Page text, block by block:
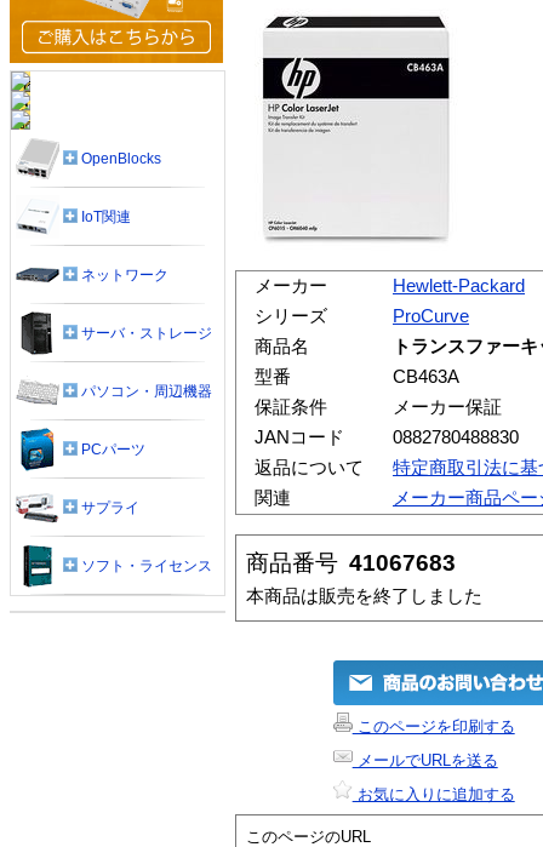
メーカー
Hewlett-Packard
シリーズ
ProCurve
商品名
トランスファー
型番
CB463A
保証条件
メーカー保証
JANコード
0882780488830
返品について
特定商取引法に基
関連
メーカー商品ペー
商品番号 41067683
本商品は販売を終了しました
このページを印刷する
メールでURLを送る
お気に入りに追加する
このページのURL
OpenBlocks
IoT関連
ネットワーク
サーバ・ストレージ
パソコン・周辺機器
PCパーツ
サプライ
ソフト・ライセンス